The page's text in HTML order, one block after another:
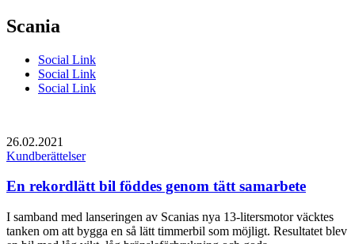
Scania
Social Link
Social Link
Social Link
26.02.2021
Kundberättelser
En rekordlätt bil föddes genom tätt samarbete
I samband med lanseringen av Scanias nya 13-litersmotor väcktes
tanken om att bygga en så lätt timmerbil som möjligt. Resultatet blev